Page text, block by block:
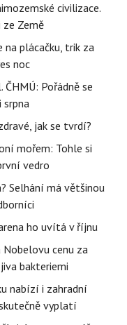
civilizace.
Země
na plácačku, trik za
noc
Pořádně se
srpna
jak se tvrdí?
mořem: Tohle si
vedro
Selhání má většinou
ho uvítá v říjnu
cenu za
bakteriemi
nabízí i zahradní
vyplatí